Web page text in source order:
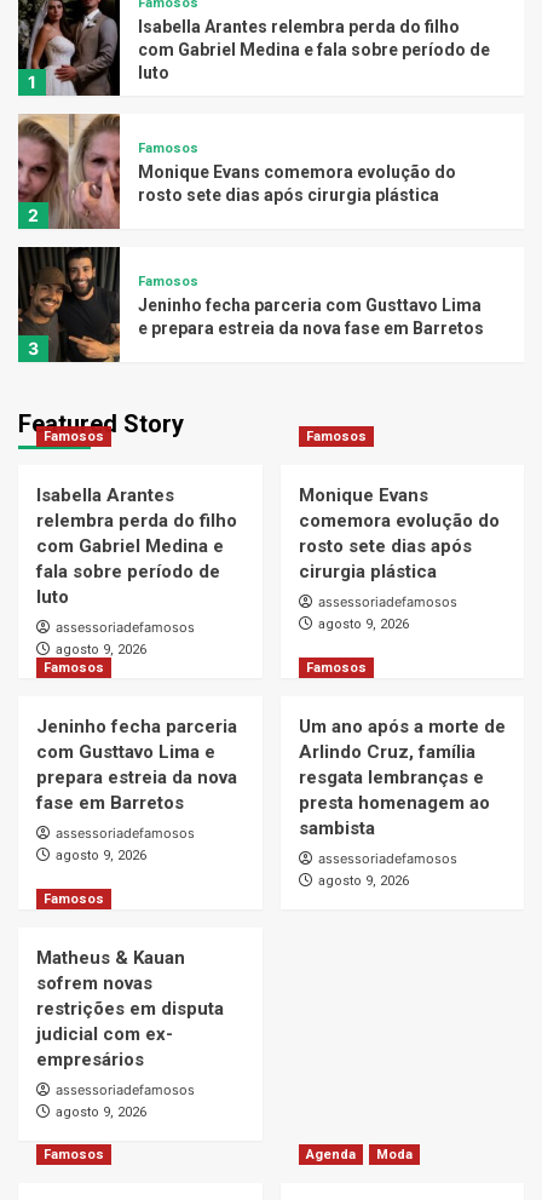
1
Famosos
Isabella Arantes relembra perda do filho
com Gabriel Medina e fala sobre período de
luto
2
Famosos
Monique Evans comemora evolução do
rosto sete dias após cirurgia plástica
3
Famosos
Jeninho fecha parceria com Gusttavo Lima
e prepara estreia da nova fase em Barretos
Um ano após a morte de Arlindo Cruz,
família resgata lembranças e presta
Famosos
Matheus & Kauan sofrem novas restrições
em disputa judicial com ex-empresários
com Gabriel Medina e fala sobre período de
luto
Famosos
Monique Evans comemora evolução do
rosto sete dias após cirurgia plástica
3
Famosos
e prepara estreia da nova fase em Barretos
4
Famosos
Um ano após a morte de Arlindo Cruz,
família resgata lembranças e presta
Featured Story
Famosos
Isabella Arantes
relembra perda do filho
com Gabriel Medina e
fala sobre período de
luto
assessoriadefamosos
agosto 9, 2026
Famosos
Monique Evans
comemora evolução do
rosto sete dias após
cirurgia plástica
assessoriadefamosos
agosto 9, 2026
Famosos
Jeninho fecha parceria
com Gusttavo Lima e
prepara estreia da nova
fase em Barretos
assessoriadefamosos
agosto 9, 2026
Famosos
Um ano após a morte de
Arlindo Cruz, família
resgata lembranças e
presta homenagem ao
sambista
assessoriadefamosos
agosto 9, 2026
Famosos
Matheus & Kauan
sofrem novas
restrições em disputa
judicial com ex-
empresários
assessoriadefamosos
agosto 9, 2026
Famosos Agenda Moda